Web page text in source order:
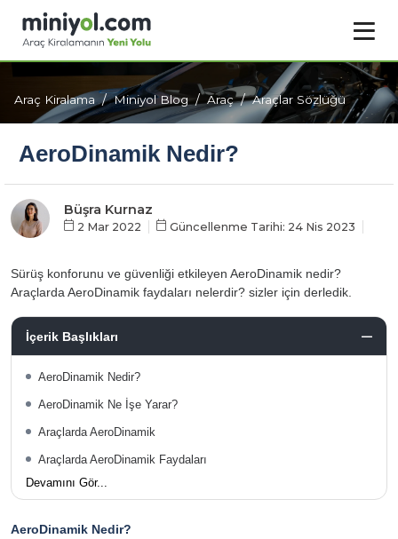
Araç Kiralama Miniyol Blog Araç Araçlar Sözlüğü
AeroDinamik Nedir?
Büşra Kurnaz
2 Mar 2022 Güncellenme Tarihi: 24 Nis 2023
Sürüş konforunu ve güvenliği etkileyen AeroDinamik nedir?
Araçlarda AeroDinamik faydaları nelerdir? sizler için derledik.
İçerik Başlıkları
AeroDinamik Nedir?
AeroDinamik Ne İşe Yarar?
Araçlarda AeroDinamik
Araçlarda AeroDinamik Faydaları
Devamını Gör...
AeroDinamik Nedir?